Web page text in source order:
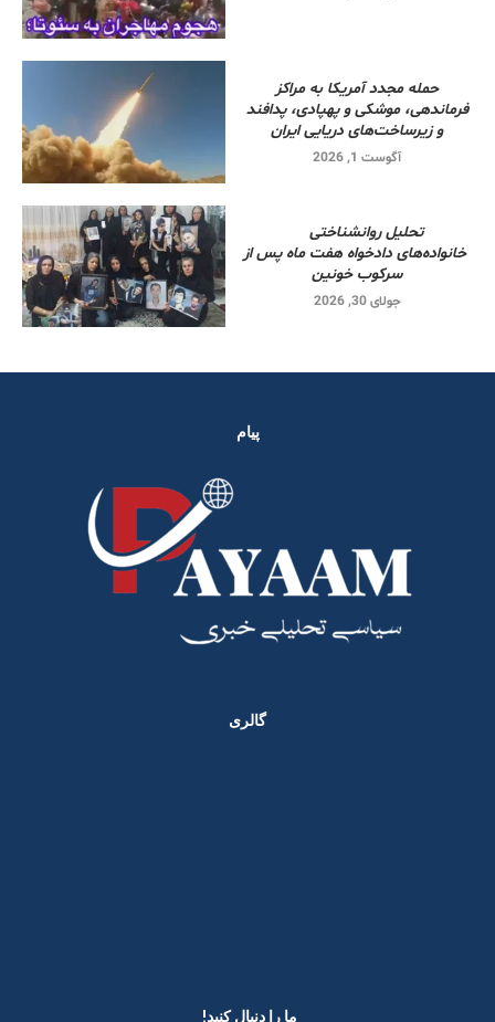
حمله مجدد آمریکا به مراکز
فرماندهی، موشکی و پهپادی، پدافند
و زیرساخت‌های دریایی ایران
آگوست 1, 2026
تحلیل روانشناختی
خانواده‌های دادخواه هفت ماه پس از
سرکوب خونین
جولای 30, 2026
پیام
گالری
ما را دنبال کنید! ​